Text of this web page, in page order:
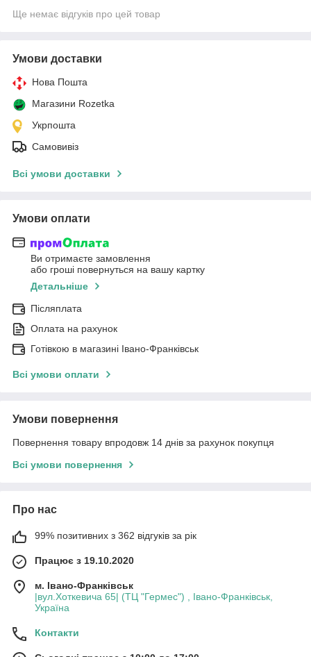
Ще немає відгуків про цей товар
Умови доставки
Нова Пошта
Магазини Rozetka
Укрпошта
Самовивіз
Всі умови доставки
Умови оплати
Ви отримаєте замовлення
або гроші повернуться на вашу картку
Детальніше
Післяплата
Оплата на рахунок
Готівкою в магазині Івано-Франківськ
Всі умови оплати
Умови повернення
Повернення товару впродовж 14 днів за рахунок покупця
Всі умови повернення
Про нас
99% позитивних з 362 відгуків за рік
Працює з 19.10.2020
м. Івано-Франківськ
|вул.Хоткевича 65| (ТЦ "Гермес") , Івано-Франківськ,
Україна
Контакти